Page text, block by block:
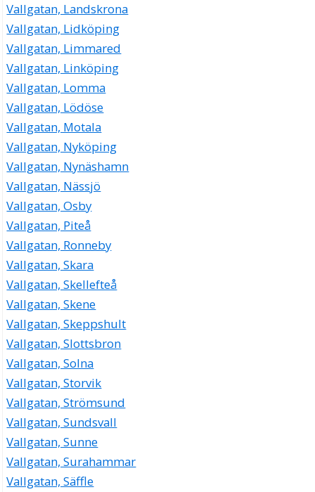
Vallgatan, Landskrona
Vallgatan, Lidköping
Vallgatan, Limmared
Vallgatan, Linköping
Vallgatan, Lomma
Vallgatan, Lödöse
Vallgatan, Motala
Vallgatan, Nyköping
Vallgatan, Nynäshamn
Vallgatan, Nässjö
Vallgatan, Osby
Vallgatan, Piteå
Vallgatan, Ronneby
Vallgatan, Skara
Vallgatan, Skellefteå
Vallgatan, Skene
Vallgatan, Skeppshult
Vallgatan, Slottsbron
Vallgatan, Solna
Vallgatan, Storvik
Vallgatan, Strömsund
Vallgatan, Sundsvall
Vallgatan, Sunne
Vallgatan, Surahammar
Vallgatan, Säffle